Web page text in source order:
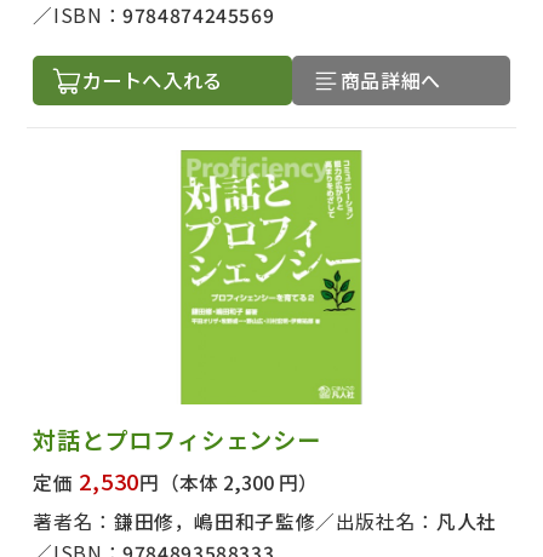
ISBN：9784874245569
カートへ入れる 商品詳細へ
対話とプロフィシェンシー
定価 2,530円 （本体 2,300 円）
著者名： 鎌田修，嶋田和子監修 出版社名： 凡人社